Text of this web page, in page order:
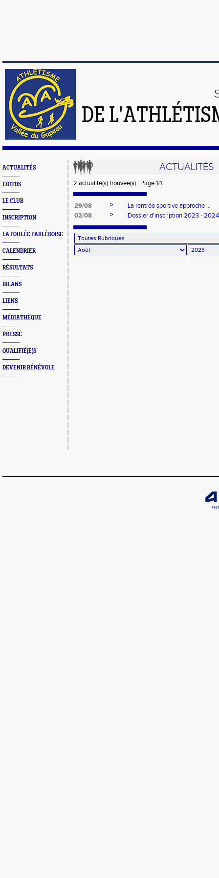
DE
ACTUALITÉS
EDITOS
LE CLUB
INSCRIPTION
LA FOULÉE FARLÉDOISE
CALENDRIER
RÉSULTATS
BILANS
LIENS
MÉDIATHÈQUE
PRESSE
QUALIFIÉ(E)S
DEVENIR BÉNÉVOLE
ACTUALITÉS
2 actualité(s) trouvée(s) | Page 1/1
29/08 >
La rentrée sportive approche ...
02/08
> Dossier d'inscription 2023 - 2024